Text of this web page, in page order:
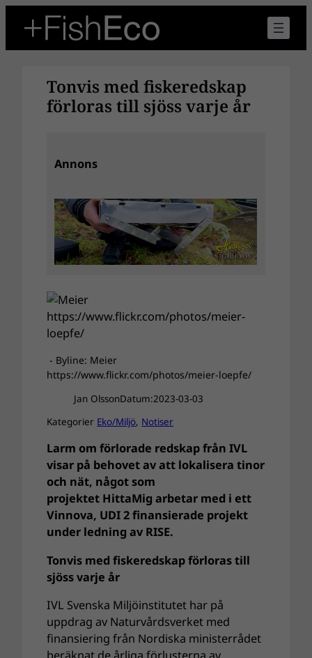
innehåll
Tonvis med fiskeredskap
förloras till sjöss varje år
Annons
- Byline: Meier
https://www.flickr.com/photos/meier-loepfe/
Jan OlssonDatum:2023-03-03
Kategorier Eko/Miljö, Notiser
Larm om förlorade redskap från IVL
visar på behovet av att lokalisera tinor
och nät, något som
projektet HittaMig arbetar med i ett
Vinnova, UDI 2 finansierade projekt
under ledning av RISE.
Tonvis med fiskeredskap förloras till
sjöss varje år
IVL Svenska Miljöinstitutet har på
uppdrag av Naturvårdsverket med
finansiering från Nordiska ministerrådet